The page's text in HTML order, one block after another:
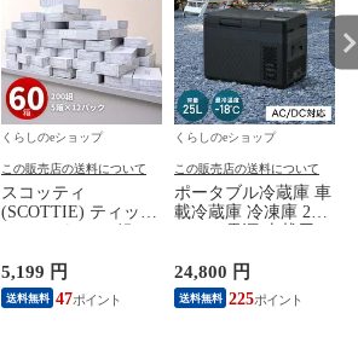
くらしのeショップ
この販売店の送料について
スコッティ
(SCOTTIE) ティッシ
ティシュペーパー ま
とめ買い ケース販売
ボックスティッシュ
5,199 円
送料無料 47
くらしのeショップ
この販売店の送料について
ポータブル冷蔵庫 車
載冷蔵庫 冷凍庫 25L
度 急速冷凍 コンプ
レッサー式 YFR-
AC252(B) ミニ冷蔵庫
24,800 円
送料無料 225